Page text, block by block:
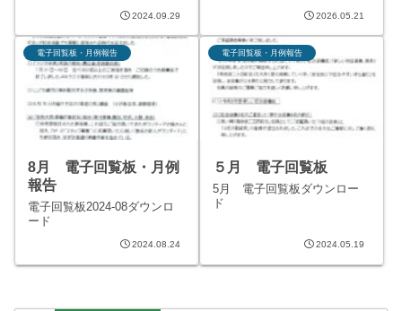
2024.09.29 2026.05.21
電子回覧板・月例報告
8月 電子回覧板・月例
報告
電子回覧板2024-08ダウンロ
ード
2024.08.24
電子回覧板・月例報告
５月 電子回覧板
5月 電子回覧板ダウンロー
ド
2024.05.19